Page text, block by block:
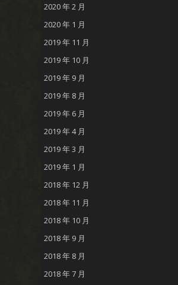
2020 年 2 月
2020 年 1 月
2019 年 11 月
2019 年 10 月
2019 年 9 月
2019 年 8 月
2019 年 6 月
2019 年 4 月
2019 年 3 月
2019 年 1 月
2018 年 12 月
2018 年 11 月
2018 年 10 月
2018 年 9 月
2018 年 8 月
2018 年 7 月